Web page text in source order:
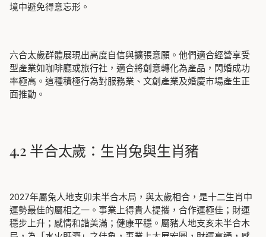
境中避免得意忘形。
六合太歲群體展現出高度自信與擴張意願。他們適合經營享受
型產業如咖啡廳或旅行社，適合將創意轉化為產品，閃婚成功
率極高。這種積極行為對服務業、文創產業及婚慶市場產生正
面推動。
4.2 半合太歲：生肖兔與生肖豬
2027年屬兔人地支卯未半合木局，與太歲相合，是十二生肖中
運勢最佳的屬相之一。事業上得貴人提攜，合作運極佳；財運
穩步上升；感情和諧美滿；健康平穩。屬豬人地支亥未半合木